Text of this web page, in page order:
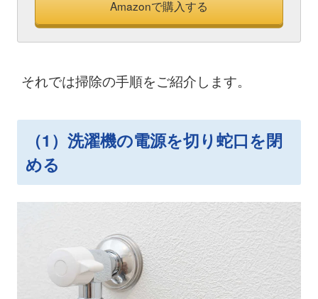
Amazonで購入する
それでは掃除の手順をご紹介します。
（1）洗濯機の電源を切り蛇口を閉
める